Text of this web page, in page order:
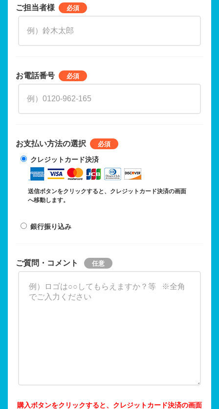
ご担当者様
お電話番号
お支払い方法の選択
クレジットカード決済
送信ボタンをクリックすると、クレジットカード決済の画面
へ移動します。
銀行振り込み
ご質問・コメント
購入ボタンをクリックすると、クレジットカード決済の画面